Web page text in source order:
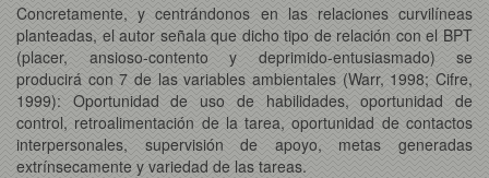
Concretamente, y centrándonos en las relaciones curvilíneas
planteadas, el autor señala que dicho tipo de relación con el BPT
(placer, ansioso-contento y deprimido-entusiasmado) se
producirá con 7 de las variables ambientales (Warr, 1998; Cifre,
1999): Oportunidad de uso de habilidades, oportunidad de
control, retroalimentación de la tarea, oportunidad de contactos
interpersonales, supervisión de apoyo, metas generadas
extrínsecamente y variedad de las tareas.